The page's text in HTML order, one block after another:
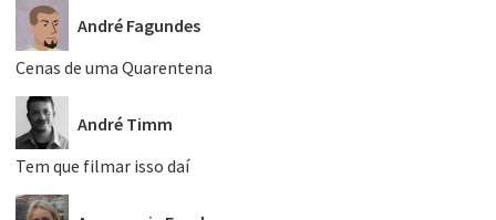
André Fagundes
Cenas de uma Quarentena
André Timm
Tem que filmar isso daí